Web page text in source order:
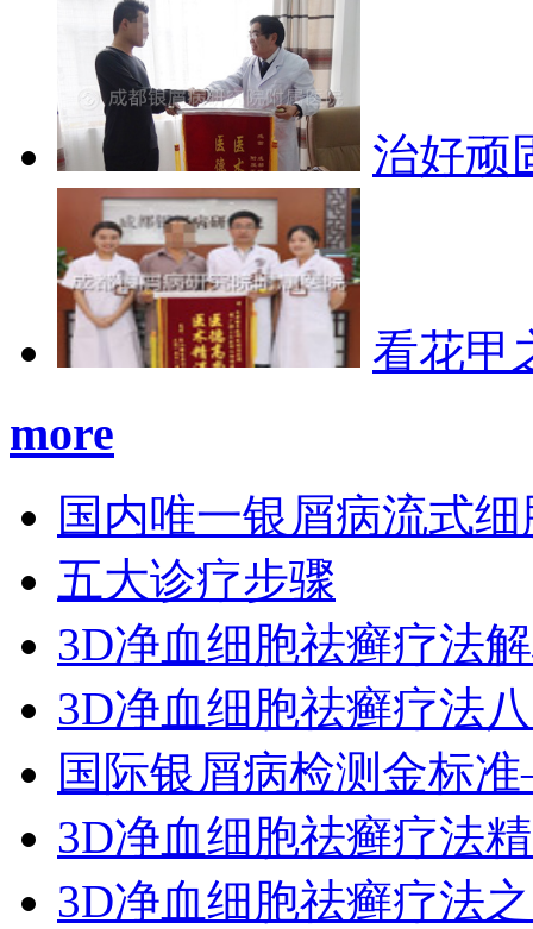
治好顽
看花甲
more
国内唯一银屑病流式
五大诊疗步骤
3D净血细胞祛癣疗法
3D净血细胞祛癣疗法
国际银屑病检测金标
3D净血细胞祛癣疗法
3D净血细胞祛癣疗法